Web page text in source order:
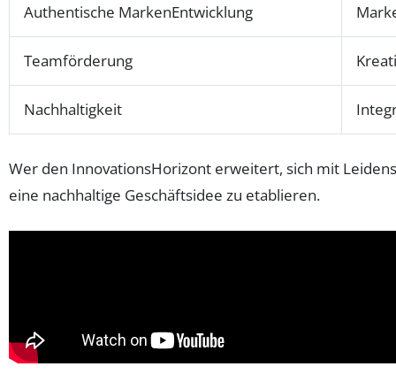
Authentische MarkenEntwicklung
Teamförderung
Nachhaltigkeit
Wer den InnovationsHorizont erweitert, sich mit
eine nachhaltige Geschäftsidee zu etablieren.